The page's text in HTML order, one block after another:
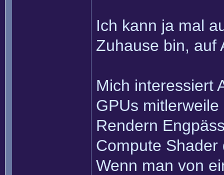
Ich kann ja mal
Zuhause bin, auf
Mich interessiert
GPUs
Rendern
Compute
Wenn man von